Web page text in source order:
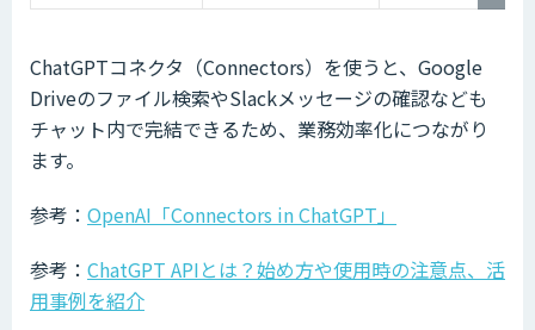
ChatGPTコネクタ（Connectors）を使うと、Google
Driveのファイル検索やSlackメッセージの確認なども
チャット内で完結できるため、業務効率化につながり
ます。
参考： OpenAI「Connectors in ChatGPT」
参考： ChatGPT APIとは？始め方や使用時の注意点、活
用事例を紹介